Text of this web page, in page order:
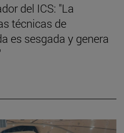
del ICS: "La
técnicas de
es sesgada y genera